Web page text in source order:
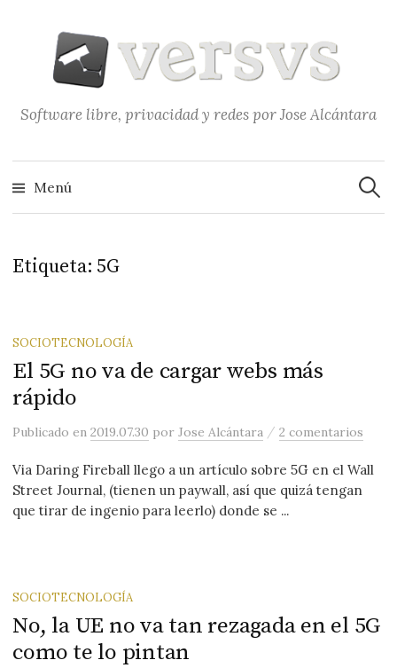
contenido
Software libre, privacidad y redes por Jose Alcántara
Menú
Etiqueta: 5G
SOCIOTECNOLOGÍA
El 5G no va de cargar webs más
rápido
Publicadoen2019.07.30 porJose Alcántara /2 comentarios
Via Daring Fireball llego a un artículo sobre 5G en el Wall
Street Journal, (tienen un paywall, así que quizá tengan
que tirar de ingenio para leerlo) donde se ...
SOCIOTECNOLOGÍA
No, la UE no va tan rezagada en el 5G
como te lo pintan